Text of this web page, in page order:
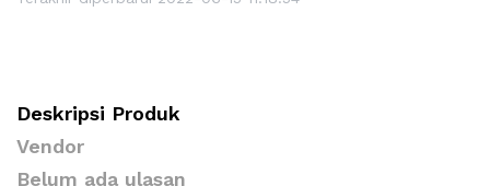
Deskripsi Produk
Vendor
Belum ada ulasan